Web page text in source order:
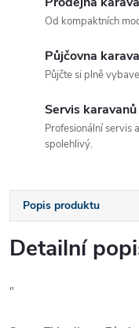
Od kompaktních
Půjčovna
Půjčte si plně
Servis karavanů
Profesionální servis
spolehlivý.
Popis produktu
Detailní
"